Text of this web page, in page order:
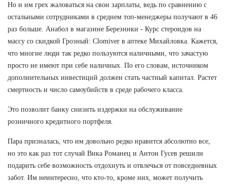
Но и им грех жаловаться на свои зарплаты, ведь по сравнению с
остальными сотрудниками в среднем топ-менеджеры получают в 46
раз больше. Анабол в магазине Березники - Курс стероидов на
массу со скидкой Грозный: Clomiver в аптеке Михайловка. Кажется,
что многие люди так редко пользуются наличными, что зачастую
просто не имеют при себе наличных. По его словам, источником
дополнительных инвестиций должен стать частный капитал. Растет
смертность и число самоубийств в среде рабочего класса.
Это позволит банку снизить издержки на обслуживание
розничного кредитного портфеля.
Пара призналась, что им довольно редко нравится абсолютно все,
но это как раз тот случай Вика Романец и Антон Гусев решили
подарить себе возможность отдохнуть и отвлечься от повседневных
забот. Им неинтересно, что кто-то, кроме них, может получить